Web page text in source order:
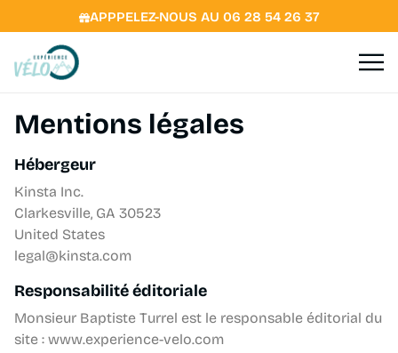
APPPELEZ-NOUS AU 06 28 54 26 37
Mentions légales
Hébergeur
Kinsta Inc.
Clarkesville, GA 30523
United States
legal@kinsta.com
Responsabilité éditoriale
Monsieur Baptiste Turrel est le responsable éditorial du
site : www.experience-velo.com